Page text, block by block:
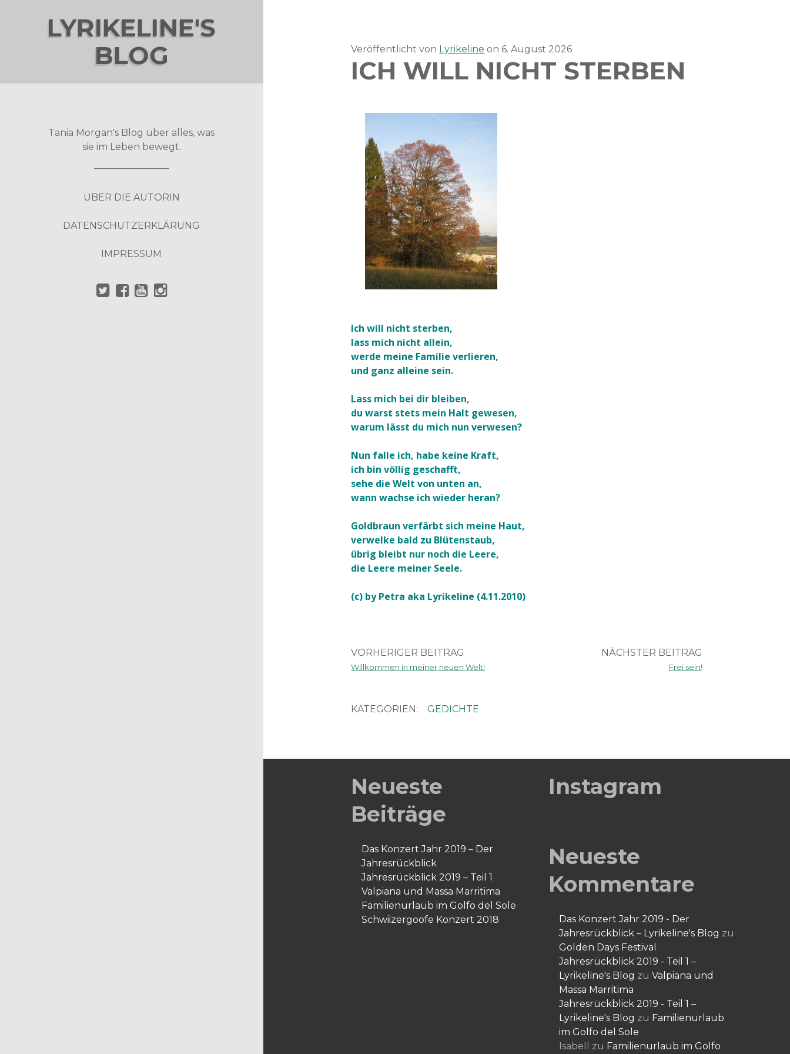
LYRIKELINE'S
BLOG
Tania Morgan's Blog über alles, was
sie im Leben bewegt.
ÜBER DIE AUTORIN
DATENSCHUTZERKLÄRUNG
IMPRESSUM
Veröffentlicht von Lyrikeline on 6. August 2026
ICH WILL NICHT STERBEN
Ich will nicht sterben,
lass mich nicht allein,
werde meine Familie verlieren,
und ganz alleine sein.
Lass mich bei dir bleiben,
du warst stets mein Halt gewesen,
warum lässt du mich nun verwesen?
Nun falle ich, habe keine Kraft,
ich bin völlig geschafft,
sehe die Welt von unten an,
wann wachse ich wieder heran?
Goldbraun verfärbt sich meine Haut,
verwelke bald zu Blütenstaub,
übrig bleibt nur noch die Leere,
die Leere meiner Seele.
(c) by Petra aka Lyrikeline (4.11.2010)
VORHERIGER BEITRAG
Willkommen in meiner neuen Welt!
NÄCHSTER BEITRAG
Frei sein!
KATEGORIEN: GEDICHTE
Neueste
Beiträge
Das Konzert Jahr 2019 – Der
Jahresrückblick
Jahresrückblick 2019 – Teil 1
Valpiana und Massa Marritima
Familienurlaub im Golfo del Sole
Schwiizergoofe Konzert 2018
Instagram
Neueste
Kommentare
Das Konzert Jahr 2019 - Der
Jahresrückblick – Lyrikeline's Blog zu
Golden Days Festival
Jahresrückblick 2019 - Teil 1 –
Lyrikeline's Blog zuValpiana und
Massa Marritima
Jahresrückblick 2019 - Teil 1 –
Lyrikeline's Blog zu Familienurlaub
im Golfo del Sole
Isabell
zu Familienurlaub im Golfo